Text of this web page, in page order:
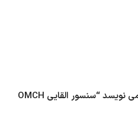
اولین کسی باشید که دیدگاهی می نویسد “سنسور القایی OMCH